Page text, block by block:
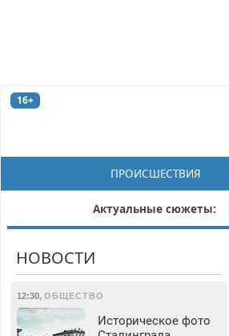
16+
ПРОИСШЕСТВИЯ
Актуальные сюжеты:
НОВОСТИ
12:30, ОБЩЕСТВО
Историческое фото